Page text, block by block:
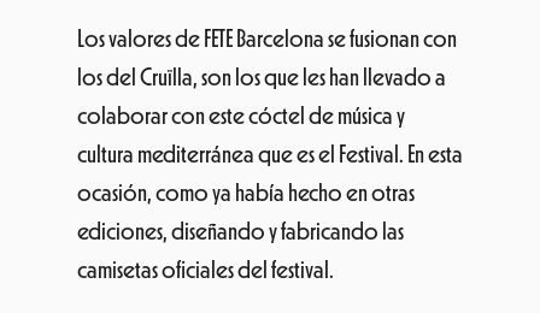
Los valores de FETE Barcelona se fusionan con
los del Cruïlla, son los que les han llevado a
colaborar con este cóctel de música y
cultura mediterránea que es el Festival. En esta
ocasión, como ya había hecho en otras
ediciones, diseñando y fabricando las
camisetas oficiales del festival.